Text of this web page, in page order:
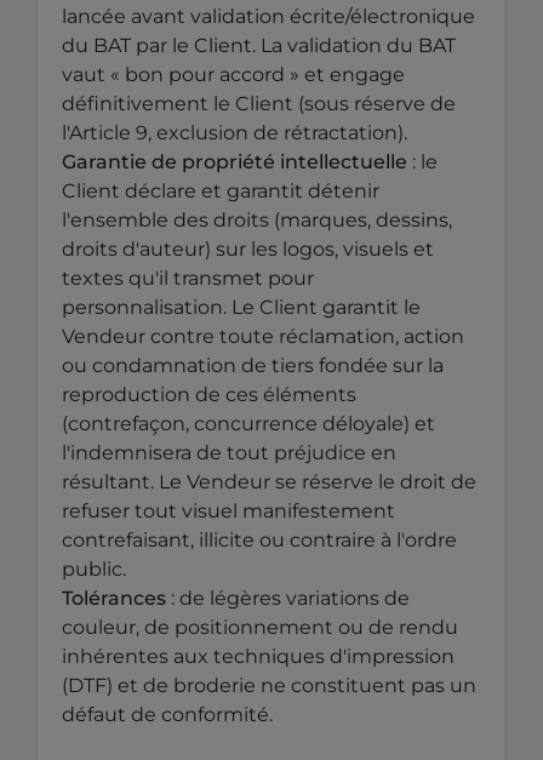
lancée avant validation écrite/électronique
du BAT par le Client. La validation du BAT
vaut « bon pour accord » et engage
définitivement le Client (sous réserve de
l'Article 9, exclusion de rétractation).
Garantie de propriété intellectuelle : le
Client déclare et garantit détenir
l'ensemble des droits (marques, dessins,
droits d'auteur) sur les logos, visuels et
textes qu'il transmet pour
personnalisation. Le Client garantit le
Vendeur contre toute réclamation, action
ou condamnation de tiers fondée sur la
reproduction de ces éléments
(contrefaçon, concurrence déloyale) et
l'indemnisera de tout préjudice en
résultant. Le Vendeur se réserve le droit de
refuser tout visuel manifestement
contrefaisant, illicite ou contraire à l'ordre
public.
Tolérances : de légères variations de
couleur, de positionnement ou de rendu
inhérentes aux techniques d'impression
(DTF) et de broderie ne constituent pas un
défaut de conformité.